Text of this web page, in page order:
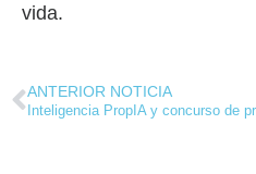
vida.
ANTERIOR NOTICIA
Inteligencia PropIA y concurso de